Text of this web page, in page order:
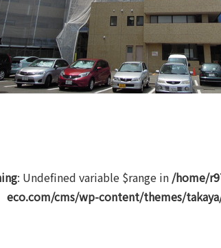
: Undefined variable $range in /home/
eco.com/cms/wp-content/themes/